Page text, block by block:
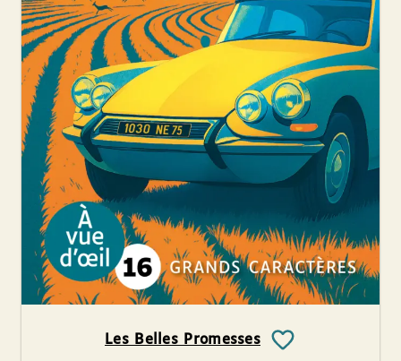
Les Belles Promesses